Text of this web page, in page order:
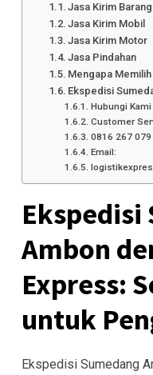
Jasa Kirim Barang
Jasa Kirim Mobil
Jasa Kirim Motor
Jasa Pindahan
Mengapa
Ekspedisi
Hubungi Kami
Customer
0816 267 079
Email:
Ekspedisi
Ambon
Express:
untuk
Ekspedisi Sumedang